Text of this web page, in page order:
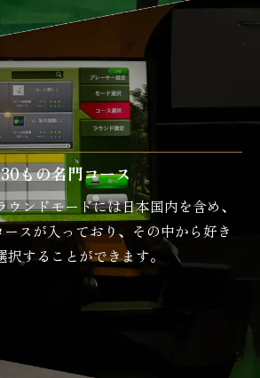
もの名門コース
ウンドモードには日本国内を含め、
スが入っており、その中から好き
することができます。